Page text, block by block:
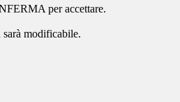
per accettare.
modificabile.